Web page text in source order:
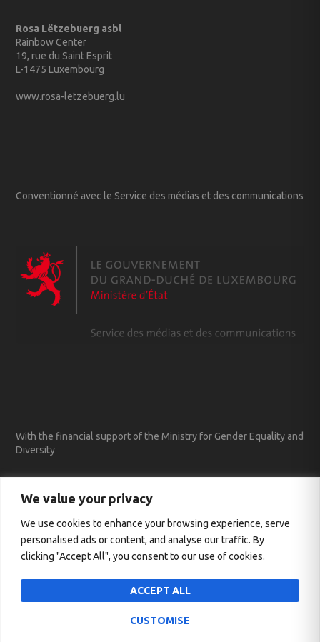
We value your privacy
We use cookies to enhance your browsing experience, serve
personalised ads or content, and analyse our traffic. By
clicking "Accept All", you consent to our use of cookies.
CUSTOMISE
ACCEPT ALL
Rosa Lëtzebuerg asbl
Rainbow Center
19, rue du Saint Esprit
L-1475 Luxembourg
www.rosa-letzebuerg.lu
Conventionné avec le Service des médias et des communications
With the financial support of the Ministry for Gender Equality and
Diversity